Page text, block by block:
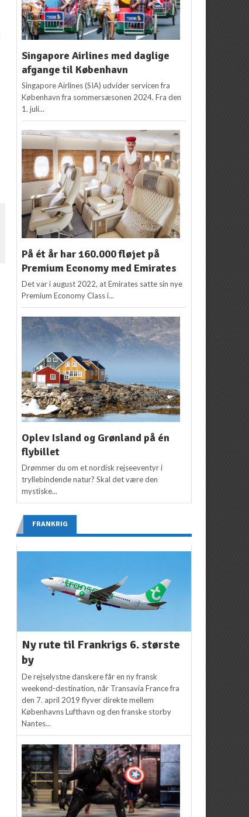
Singapore Airlines med daglige
afgange til København
Singapore Airlines (SIA) udvider servicen fra
København fra sommersæsonen 2024. Fra den
1. juli...
På ét år har 160.000 fløjet på
Premium Economy med Emirates
Det var i august 2022, at Emirates satte sin nye
Premium Economy Class i...
Oplev Island og Grønland på én
flybillet
Drømmer du om et nordisk rejseeventyr i
tryllebindende natur? Skal det være den
mystiske...
FRANKRIG
Ny rute til Frankrigs 6. største
by
De rejselystne danskere får en ny fransk
weekend-destination, når Transavia France fra
den 7. april 2019 flyver direkte mellem
Københavns Lufthavn og den franske storby
Nantes...